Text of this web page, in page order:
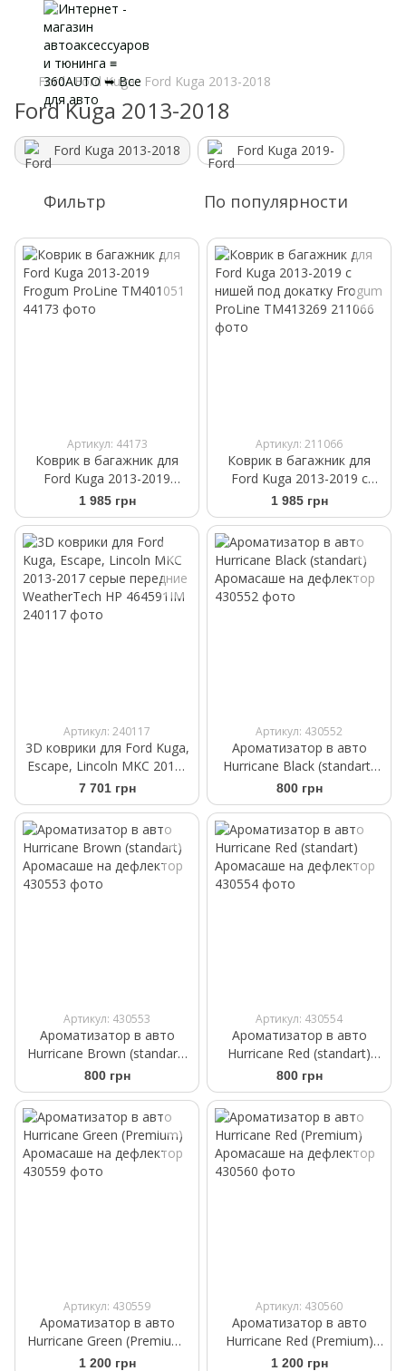
Ford Ford Kuga Ford Kuga 2013-2018
Ford Kuga 2013-2018
Ford Kuga 2013-2018 Ford Kuga 2019-
Фильтр По популярности
Артикул: 44173
Коврик в багажник для
Ford Kuga 2013-2019
Frogum ProLine TM401051
1 985 грн
Артикул: 211066
Коврик в багажник для
Ford Kuga 2013-2019 с
нишей под докатку Frogum
ProLine TM413269
1 985 грн
Артикул: 240117
3D коврики для Ford Kuga,
Escape, Lincoln MKC 2013-
2017 cерые передние
WeatherTech HP 464591IM
7 701 грн
Артикул: 430552
Ароматизатор в авто
Hurricane Black (standart)
Аромасаше на дефлектор
800 грн
Артикул: 430553
Ароматизатор в авто
Hurricane Brown (standart)
Аромасаше на дефлектор
800 грн
Артикул: 430554
Ароматизатор в авто
Hurricane Red (standart)
Аромасаше на дефлектор
800 грн
Артикул: 430559
Ароматизатор в авто
Hurricane Green (Premium)
Аромасаше на дефлектор
1 200 грн
Артикул: 430560
Ароматизатор в авто
Hurricane Red (Premium)
Аромасаше на дефлектор
1 200 грн